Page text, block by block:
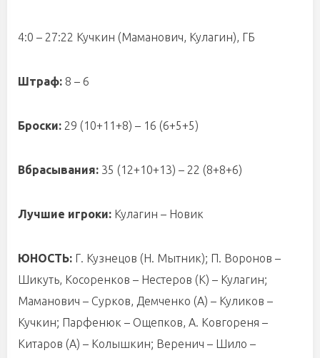
4:0 – 27:22 Кучкин (Маманович, Кулагин), ГБ
Штраф: 8 – 6
Броски: 29 (10+11+8) – 16 (6+5+5)
Вбрасывания: 35 (12+10+13) – 22 (8+8+6)
Лучшие игроки: Кулагин – Новик
ЮНОСТЬ: Г. Кузнецов (Н. Мытник); П. Воронов –
Шикуть, Косоренков – Нестеров (К) – Кулагин;
Маманович – Сурков, Демченко (А) – Куликов –
Кучкин; Парфенюк – Ощепков, А. Ковгореня –
Китаров (А) – Колышкин; Веренич – Шило –